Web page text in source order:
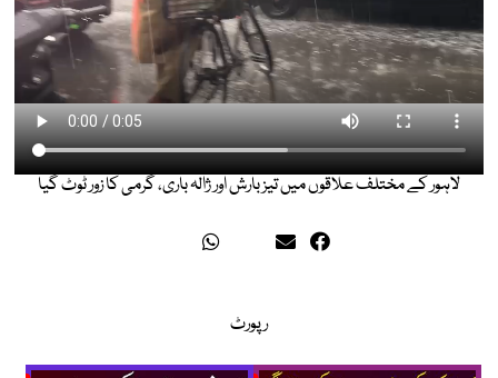
لاہور کے مختلف علاقوں میں تیز بارش اور ژالہ باری، گرمی کا زور ٹوٹ گیا
رپورٹ